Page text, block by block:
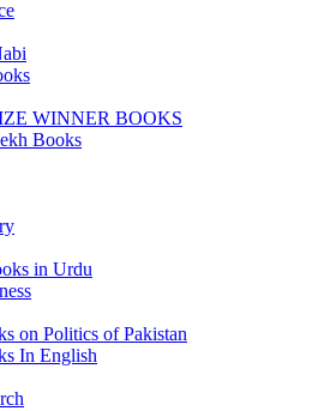
WINNER BOOKS
Books
in Urdu
on Politics of Pakistan
In English